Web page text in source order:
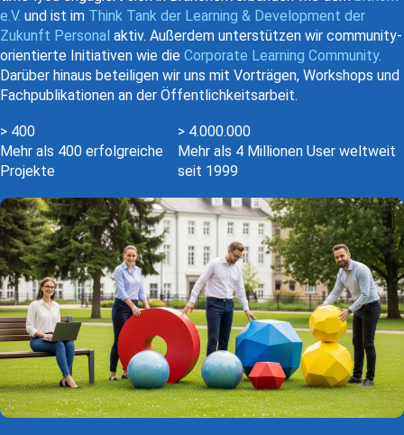
e.V. und ist im Think Tank der Learning & Development der
Zukunft Personal aktiv. Außerdem unterstützen wir community-
orientierte Initiativen wie die Corporate Learning Community.
Darüber hinaus beteiligen wir uns mit Vorträgen, Workshops und
Fachpublikationen an der Öffentlichkeitsarbeit.
> 400400
Mehr als 400 erfolgreiche
Projekte
> 4.000.0004000000
Mehr als 4 Millionen User weltweit
seit 1999